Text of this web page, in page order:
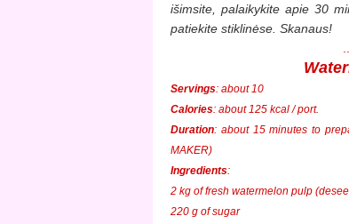
išimsite, palaikykite apie 30
patiekite stiklinėse. Skanaus!
Servings: about 10
Calories: about 125 kcal / port.
Duration: about 15 minutes to
MAKER)
Ingredients:
2 kg of fresh watermelon pulp
220 g of sugar